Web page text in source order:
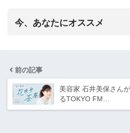
今、あなたにオススメ
前の記事
美容家 石井美保さん
るTOKYO FM…